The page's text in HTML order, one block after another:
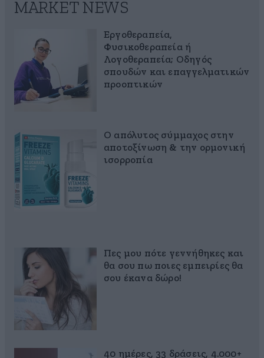
MARKET NEWS
Εργοθεραπεία,
Φυσικοθεραπεία ή
Λογοθεραπεία; Οδηγός
σπουδών και επαγγελματικών
προοπτικών
Ο απόλυτος σύμμαχος στην
αποτοξίνωση & την ορμονική
ισορροπία
Πες μου πότε γεννήθηκες και
θα σου πω ποιες εμπειρίες θα
σου έκανα δώρο!
40 ημέρες, 33 δράσεις, 4.000+